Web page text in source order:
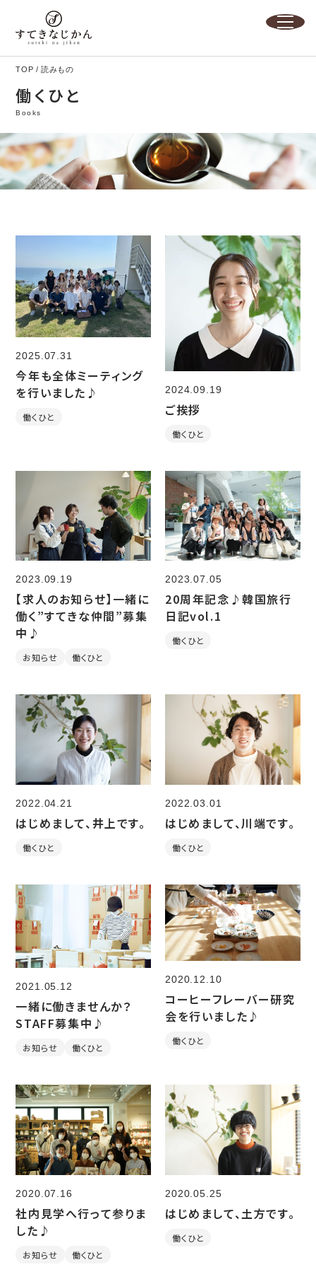
TOP 読みもの
働くひと
Books
2025.07.31
今年も全体ミーティング
を行いました♪
働くひと
2024.09.19
ご挨拶
働くひと
2023.09.19
【求人のお知らせ】一緒に
働く”すてきな仲間”募集
中♪
お知らせ 働くひと
2023.07.05
20周年記念♪韓国旅行
日記vol.1
働くひと
2022.04.21
はじめまして、井上です。
働くひと
2022.03.01
はじめまして、川端です。
働くひと
2021.05.12
一緒に働きませんか？
STAFF募集中♪
お知らせ 働くひと
2020.12.10
コーヒーフレーバー研究
会を行いました♪
働くひと
2020.07.16
社内見学へ行って参りま
した♪
お知らせ 働くひと
2020.05.25
はじめまして、土方です。
働くひと